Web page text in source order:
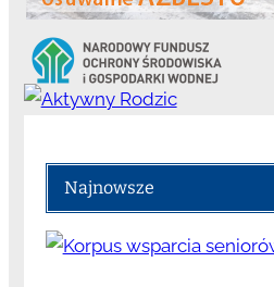
Najnowsze